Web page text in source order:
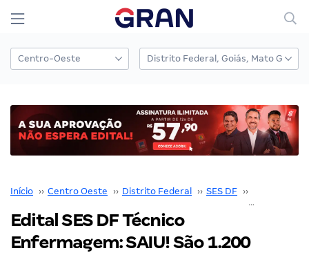
Início ›› Centro Oeste ›› Distrito Federal ›› SES DF ››
Edital SES DF Técnico
Enfermagem: SAIU! São 1.200